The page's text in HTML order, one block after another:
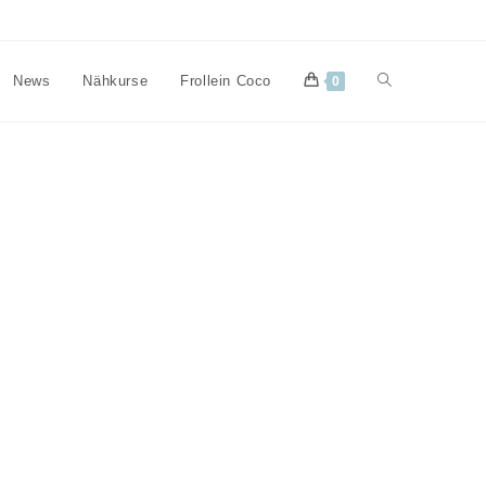
News Nähkurse Frollein Coco 0 Website-